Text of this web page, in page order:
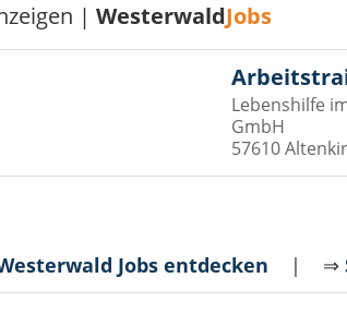
|WesterwaldJobs
Lebenshilfe
GmbH
57610
Jobs entdecken | ⇒